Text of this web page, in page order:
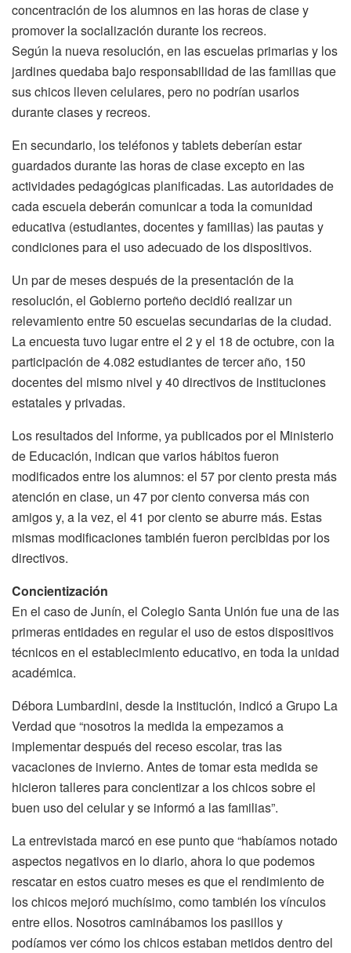
concentración de los alumnos en las horas de clase y
promover la socialización durante los recreos.
Según la nueva resolución, en las escuelas primarias y los
jardines quedaba bajo responsabilidad de las familias que
sus chicos lleven celulares, pero no podrían usarlos
durante clases y recreos.
En secundario, los teléfonos y tablets deberían estar
guardados durante las horas de clase excepto en las
actividades pedagógicas planificadas. Las autoridades de
cada escuela deberán comunicar a toda la comunidad
educativa (estudiantes, docentes y familias) las pautas y
condiciones para el uso adecuado de los dispositivos.
Un par de meses después de la presentación de la
resolución, el Gobierno porteño decidió realizar un
relevamiento entre 50 escuelas secundarias de la ciudad.
La encuesta tuvo lugar entre el 2 y el 18 de octubre, con la
participación de 4.082 estudiantes de tercer año, 150
docentes del mismo nivel y 40 directivos de instituciones
estatales y privadas.
Los resultados del informe, ya publicados por el Ministerio
de Educación, indican que varios hábitos fueron
modificados entre los alumnos: el 57 por ciento presta más
atención en clase, un 47 por ciento conversa más con
amigos y, a la vez, el 41 por ciento se aburre más. Estas
mismas modificaciones también fueron percibidas por los
directivos.
Concientización
En el caso de Junín, el Colegio Santa Unión fue una de las
primeras entidades en regular el uso de estos dispositivos
técnicos en el establecimiento educativo, en toda la unidad
académica.
Débora Lumbardini, desde la institución, indicó a Grupo La
Verdad que “nosotros la medida la empezamos a
implementar después del receso escolar, tras las
vacaciones de invierno. Antes de tomar esta medida se
hicieron talleres para concientizar a los chicos sobre el
buen uso del celular y se informó a las familias”.
La entrevistada marcó en ese punto que “habíamos notado
aspectos negativos en lo diario, ahora lo que podemos
rescatar en estos cuatro meses es que el rendimiento de
los chicos mejoró muchísimo, como también los vínculos
entre ellos. Nosotros caminábamos los pasillos y
podíamos ver cómo los chicos estaban metidos dentro del